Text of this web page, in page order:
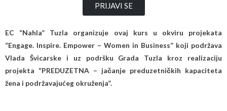
PRIJAVI SE
EC “Nahla” Tuzla organizuje ovaj kurs u okviru projekata
“Engage. Inspire. Empower – Women in Business” koji podržava
Vlada Švicarske i uz podršku Grada Tuzla kroz realizaciju
projekta “PREDUZETNA – jačanje preduzetničkih kapaciteta
žena i podržavajućeg okruženja”.